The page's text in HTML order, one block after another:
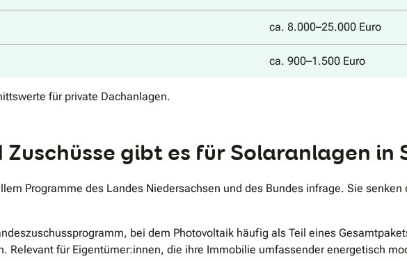
ca. 8.000–25.000 Euro
ca. 900–1.500 Euro
für private Dachanlagen.
gibt es für Solaranlagen in
Programme des Landes Niedersachsen und des Bundes infrage. Sie
bei dem Photovoltaik häufig als Teil eines
Relevant für Eigentümer:innen, die ihre Immobilie umfassender energetisch